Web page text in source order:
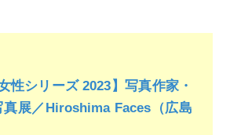
性シリーズ 2023】写真作家・
展／Hiroshima Faces（広島